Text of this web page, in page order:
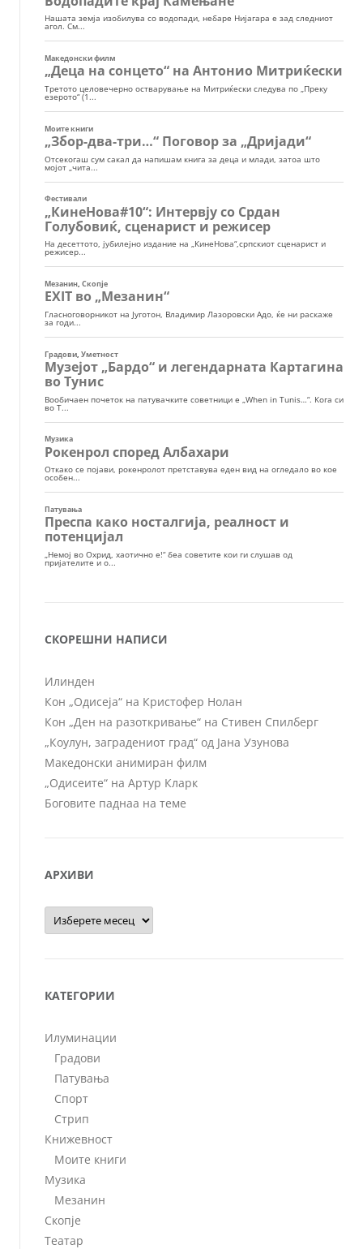
СКОРЕШНИ НАПИСИ
Илинден
Кон „Одисеја“ на Кристофер Нолан
Кон „Ден на разоткривање“ на Стивен Спилберг
„Коулун, заградениот град“ од Јана Узунова
Македонски анимиран филм
„Одисеите“ на Артур Кларк
Боговите паднаа на теме
АРХИВИ
Архиви
КАТЕГОРИИ
Илуминации
Градови
Патувања
Спорт
Стрип
Книжевност
Моите книги
Музика
Мезанин
Скопје
Театар